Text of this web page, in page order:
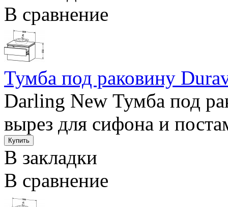
В сравнение
Тумба под раковину
Darling New Тумба под
вырез для сифона и
В закладки
В сравнение